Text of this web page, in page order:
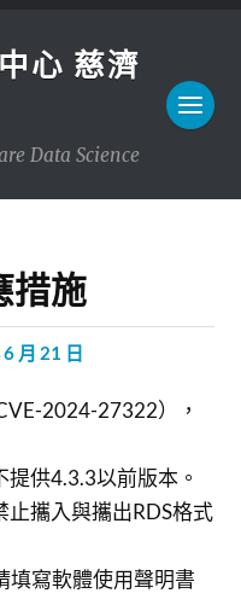
心 慈濟
Data Science
措施
月 21 日
2024-27322），
供4.3.3以前版本。
止攜入與攜出RDS格式
填寫軟體使用聲明書